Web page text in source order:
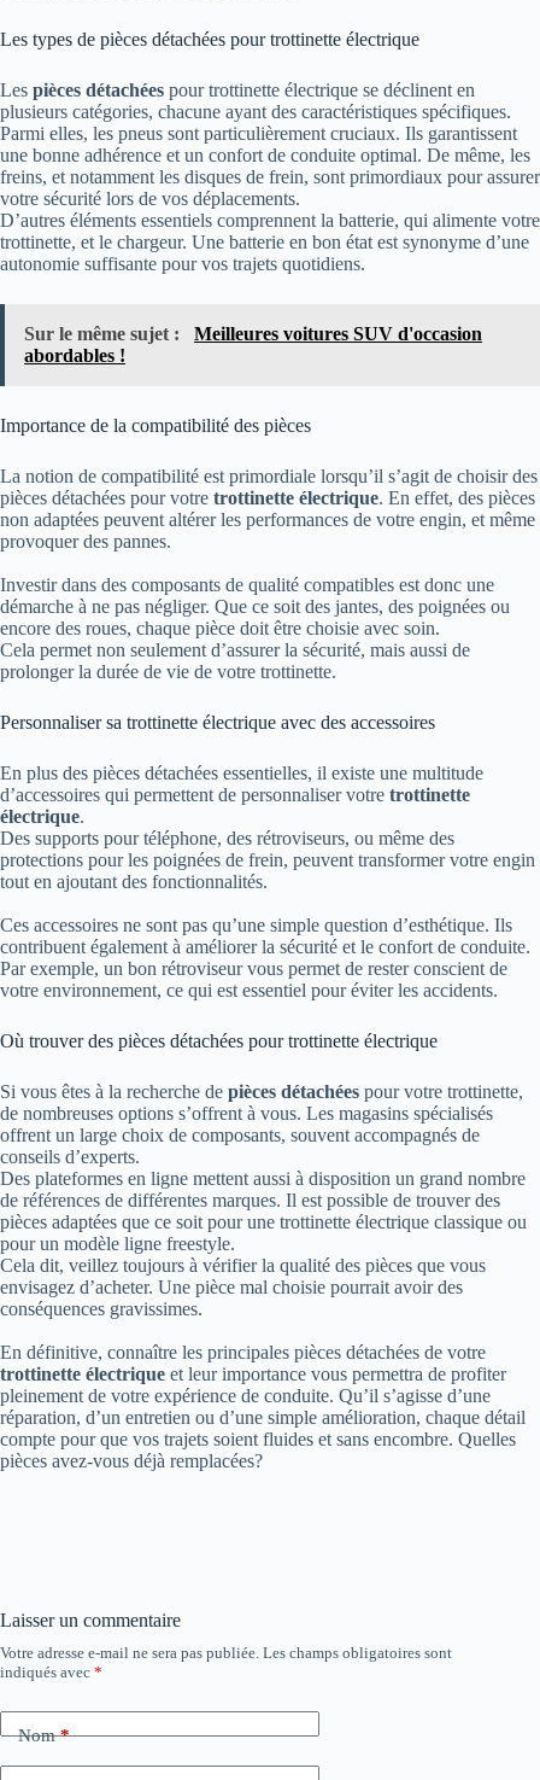
Les types de pièces détachées pour trottinette électrique
Les pièces détachées pour trottinette électrique se déclinent en
plusieurs catégories, chacune ayant des caractéristiques spécifiques.
Parmi elles, les pneus sont particulièrement cruciaux. Ils garantissent
une bonne adhérence et un confort de conduite optimal. De même, les
freins, et notamment les disques de frein, sont primordiaux pour assurer
votre sécurité lors de vos déplacements.
D’autres éléments essentiels comprennent la batterie, qui alimente votre
trottinette, et le chargeur. Une batterie en bon état est synonyme d’une
autonomie suffisante pour vos trajets quotidiens.
Sur le même sujet :
Meilleures voitures SUV d'occasion
abordables !
Importance de la compatibilité des pièces
La notion de compatibilité est primordiale lorsqu’il s’agit de choisir des
pièces détachées pour votre trottinette électrique. En effet, des pièces
non adaptées peuvent altérer les performances de votre engin, et même
provoquer des pannes.
Investir dans des composants de qualité compatibles est donc une
démarche à ne pas négliger. Que ce soit des jantes, des poignées ou
encore des roues, chaque pièce doit être choisie avec soin.
Cela permet non seulement d’assurer la sécurité, mais aussi de
prolonger la durée de vie de votre trottinette.
Personnaliser sa trottinette électrique avec des accessoires
En plus des pièces détachées essentielles, il existe une multitude
d’accessoires qui permettent de personnaliser votre trottinette
électrique.
Des supports pour téléphone, des rétroviseurs, ou même des
protections pour les poignées de frein, peuvent transformer votre engin
tout en ajoutant des fonctionnalités.
Ces accessoires ne sont pas qu’une simple question d’esthétique. Ils
contribuent également à améliorer la sécurité et le confort de conduite.
Par exemple, un bon rétroviseur vous permet de rester conscient de
votre environnement, ce qui est essentiel pour éviter les accidents.
Où trouver des pièces détachées pour trottinette électrique
Si vous êtes à la recherche de pièces détachées pour votre trottinette,
de nombreuses options s’offrent à vous. Les magasins spécialisés
offrent un large choix de composants, souvent accompagnés de
conseils d’experts.
Des plateformes en ligne mettent aussi à disposition un grand nombre
de références de différentes marques. Il est possible de trouver des
pièces adaptées que ce soit pour une trottinette électrique classique ou
pour un modèle ligne freestyle.
Cela dit, veillez toujours à vérifier la qualité des pièces que vous
envisagez d’acheter. Une pièce mal choisie pourrait avoir des
conséquences gravissimes.
En définitive, connaître les principales pièces détachées de votre
trottinette électrique et leur importance vous permettra de profiter
pleinement de votre expérience de conduite. Qu’il s’agisse d’une
réparation, d’un entretien ou d’une simple amélioration, chaque détail
compte pour que vos trajets soient fluides et sans encombre. Quelles
pièces avez-vous déjà remplacées?
Laisser un commentaire
Votre adresse e-mail ne sera pas publiée. Les champs obligatoires sont
indiqués avec *
Nom*